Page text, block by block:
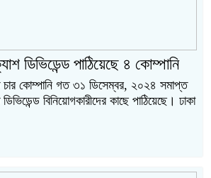
ডিভিডেন্ড পাঠিয়েছে ৪ কোম্পানি
চার কোম্পানি গত ৩১ ডিসেম্বর, ২০২৪ সমাপ্ত
বিনিয়োগকারীদের কাছে পাঠিয়েছে। ঢাকা